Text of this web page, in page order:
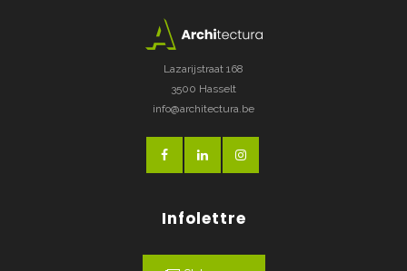
Lazarijstraat 168
3500 Hasselt
info@architectura.be
Infolettre